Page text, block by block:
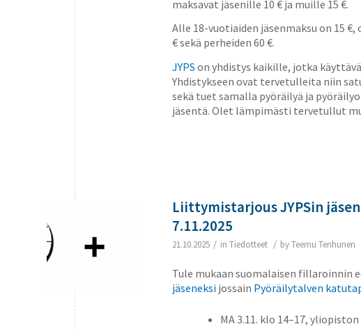
maksavat jäsenille 10 € ja muille 15 €.
Alle 18-vuotiaiden jäsenmaksu on 15
€ sekä perheiden 60 €.
JYPS on yhdistys kaikille, jotka
Yhdistykseen ovat tervetulleita niin
sekä tuet samalla pyöräilyä ja
jäsentä. Olet lämpimästi tervetullut
Liittymistarjous JYPSin
7.11.2025
21.10.2025 / in Tiedotteet / byTeemu Tenhunen
Tule mukaan suomalaisen fillaroinnin
jäseneksi jossain Pyöräilytalven
MA 3.11. klo 14–17,